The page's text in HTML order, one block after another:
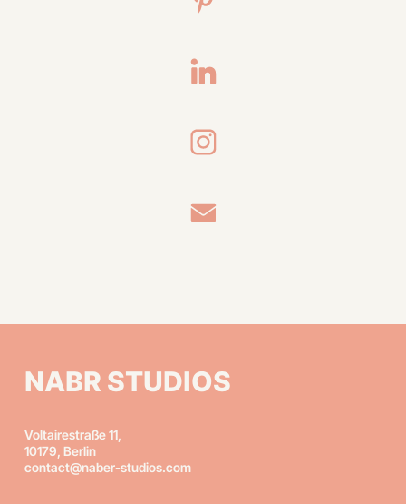
NABR STUDIOS
Voltairestraße 11,
10179, Berlin
contact@naber-studios.com